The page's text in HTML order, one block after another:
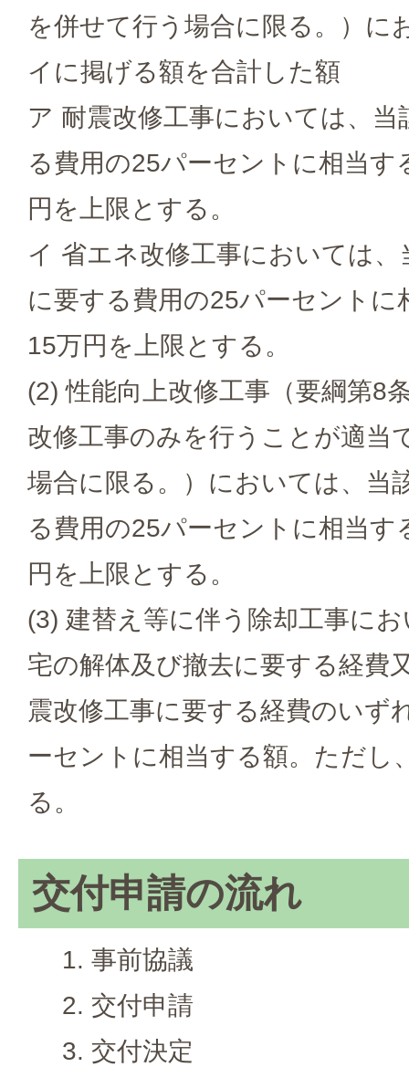
を併せて行う場合に限る。）に
イに掲げる額を合計した額
ア 耐震改修工事においては、当
る費用の25パーセントに相当す
円を上限とする。
イ 省エネ改修工事においては
に要する費用の25パーセントに
15万円を上限とする。
(2) 性能向上改修工事（要綱第8
改修工事のみを行うことが適当
場合に限る。）においては、当
る費用の25パーセントに相当す
円を上限とする。
(3) 建替え等に伴う除却工事に
宅の解体及び撤去に要する経費
震改修工事に要する経費のいず
ーセントに相当する額。ただし
る。
交付申請の流れ
事前協議
交付申請
交付決定